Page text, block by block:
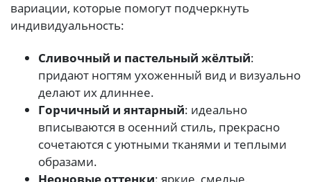
вариации, которые помогут подчеркнуть
индивидуальность:
Сливочный и пастельный жёлтый:
придают ногтям ухоженный вид и визуально
делают их длиннее.
Горчичный и янтарный: идеально
вписываются в осенний стиль, прекрасно
сочетаются с уютными тканями и теплыми
образами.
Неоновые оттенки: яркие, смелые,